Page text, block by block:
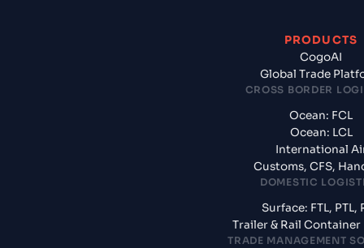
PRODUCTS
CogoAI
Global Trade
CROSS BORDER
Ocean: FCL
Ocean: LCL
International
Customs, CFS,
DOMESTIC
Surface: FTL, PTL,
Trailer & Rail Container
TRADE MANAGEMENT